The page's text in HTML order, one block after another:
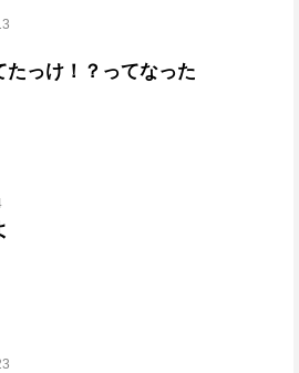
っけ！？ってなった